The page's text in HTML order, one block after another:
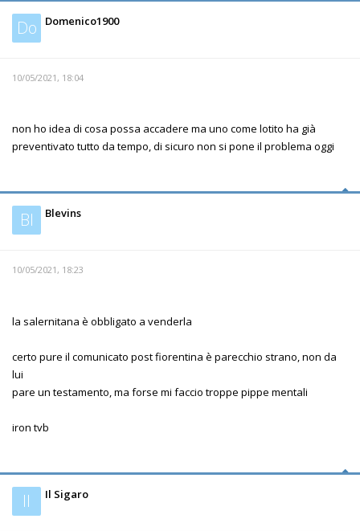
Do Domenico1900
10/05/2021, 18:04
non ho idea di cosa possa accadere ma uno come lotito ha già
preventivato tutto da tempo, di sicuro non si pone il problema oggi
Bl Blevins
10/05/2021, 18:23
la salernitana è obbligato a venderla
certo pure il comunicato post fiorentina è parecchio strano, non da
lui
pare un testamento, ma forse mi faccio troppe pippe mentali
iron tvb
Il Il Sigaro